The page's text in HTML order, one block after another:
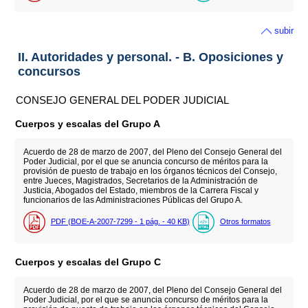
subir
II. Autoridades y personal. - B. Oposiciones y
concursos
CONSEJO GENERAL DEL PODER JUDICIAL
Cuerpos y escalas del Grupo A
Acuerdo de 28 de marzo de 2007, del Pleno del Consejo General del
Poder Judicial, por el que se anuncia concurso de méritos para la
provisión de puesto de trabajo en los órganos técnicos del Consejo,
entre Jueces, Magistrados, Secretarios de la Administración de
Justicia, Abogados del Estado, miembros de la Carrera Fiscal y
funcionarios de las Administraciones Públicas del Grupo A.
PDF (BOE-A-2007-7299 - 1 pág. - 40 KB) Otros formatos
Cuerpos y escalas del Grupo C
Acuerdo de 28 de marzo de 2007, del Pleno del Consejo General del
Poder Judicial, por el que se anuncia concurso de méritos para la